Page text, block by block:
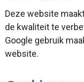
Deze website
de kwaliteit te
Google gebruik
website.